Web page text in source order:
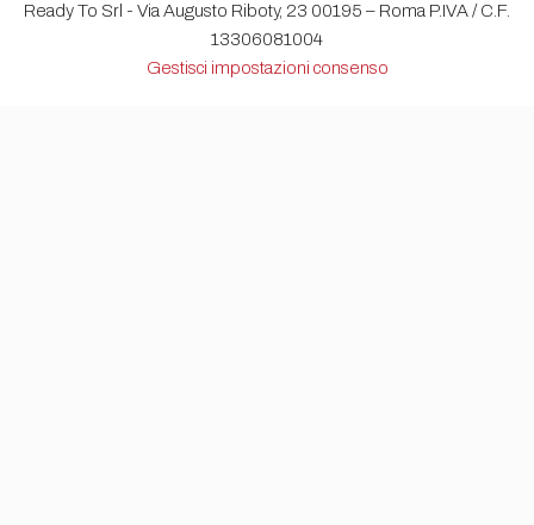
Ready To Srl - Via Augusto Riboty, 23 00195 – Roma P.IVA / C.F.
13306081004
Gestisci impostazioni consenso